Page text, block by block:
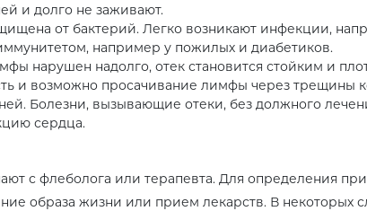
и долго не заживают.
от бактерий. Легко возникают инфекции,
например у пожилых и диабетиков.
нарушен надолго, отек становится стойким и
и возможно просачивание лимфы через трещины
Болезни, вызывающие отеки, без должного
сердца.
с флеболога или терапевта. Для определения
образа жизни или прием лекарств. В некоторых